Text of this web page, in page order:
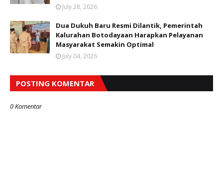
July 28, 2026
Dua Dukuh Baru Resmi Dilantik, Pemerintah
Kalurahan Botodayaan Harapkan Pelayanan
Masyarakat Semakin Optimal
July 04, 2026
POSTING KOMENTAR
0 Komentar